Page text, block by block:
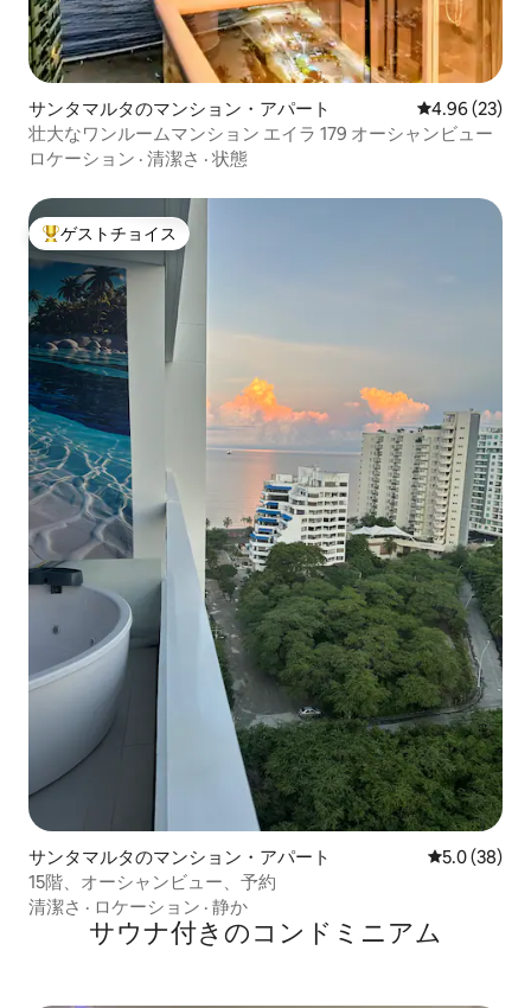
サンタマルタのマンション・アパート レビュー23
4.96 (23)
壮大なワンルームマンション エイラ 179 オーシャンビュー
ロケーション · 清潔さ · 状態
大好評のゲストチョイスです。
ゲストチョイス
サンタマルタのマンション・アパート レビュー38
5.0 (38)
15階、オーシャンビュー、予約
清潔さ · ロケーション · 静か
サウナ付きのコンドミニアム